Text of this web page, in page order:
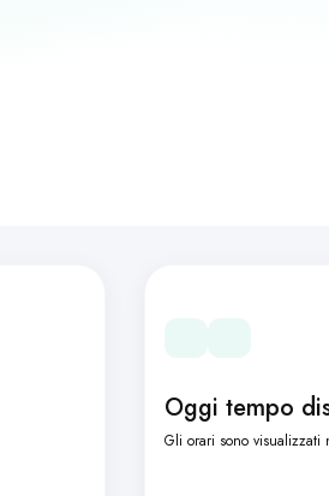
Oggi tempo
Gli orari sono visualizzati